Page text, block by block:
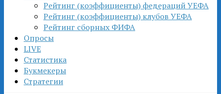
Рейтинг (коэффициенты) федераций УЕФА
Рейтинг (коэффициенты) клубов УЕФА
Рейтинг сборных ФИФА
Опросы
LIVE
Статистика
Букмекеры
Стратегии